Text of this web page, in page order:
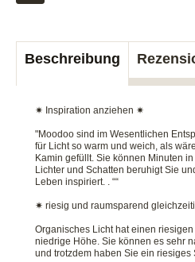
Beschreibung
✷ Inspiration anziehen ✷
"Moodoo sind im Wesentlichen
für Licht so warm und weich, als
Kamin gefüllt. Sie können Minuten
Lichter und Schatten beruhigt Sie
Leben inspiriert. . ““
✷ riesig und raumsparend
Organisches Licht hat einen
niedrige Höhe. Sie können es sehr
und trotzdem haben Sie ein riesiges